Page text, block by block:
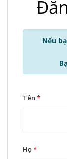
Nếu
Tên *
Họ*